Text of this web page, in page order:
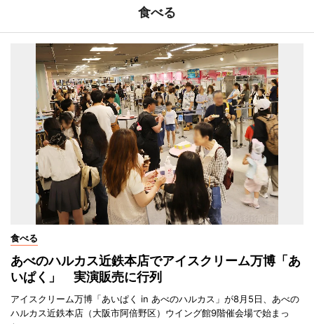
食べる
食べる
あべのハルカス近鉄本店でアイスクリーム万博「あ
いぱく」 実演販売に行列
アイスクリーム万博「あいぱく in あべのハルカス」が8月5日、あべの
ハルカス近鉄本店（大阪市阿倍野区）ウイング館9階催会場で始まっ